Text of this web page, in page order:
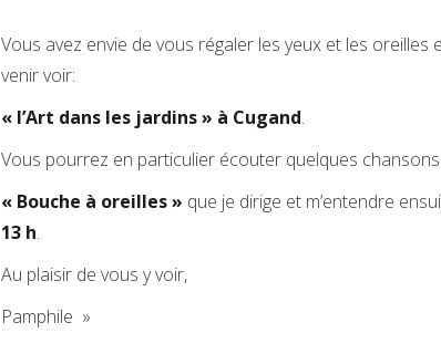
Vous avez envie de vous régaler les yeux et les oreilles
venir voir:
« l’Art dans les jardins » à Cugand.
Vous pourrez en particulier écouter quelques
« Bouche à oreilles » que je dirige et m’entendre
13 h.
Au plaisir de vous y voir,
Pamphile »